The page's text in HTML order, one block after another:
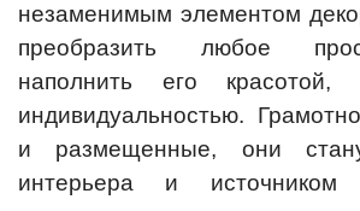
незаменимым элементом
преобразить любое
наполнить его красотой,
индивидуальностью.
и размещенные, они
интерьера и источником